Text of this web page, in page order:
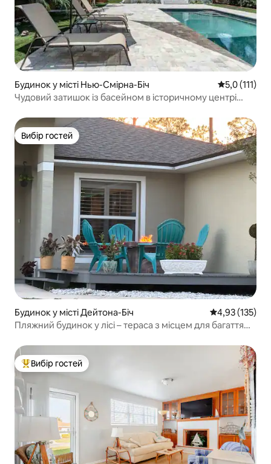
Будинок у місті Нью-Смірна-Біч Середня
5,0 (111)
Чудовий затишок із басейном в історичному центрі
Вибір гостей
Вибір гостей
Будинок у місті Дейтона-Біч Середня
4,93 (135)
Пляжний будинок у лісі – тераса з місцем для багаття
Топ вибір гостей
Вибір гостей